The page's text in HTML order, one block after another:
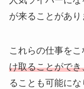
が来ることがあり
これらの仕事をこ
け取ることがで
ることも可能にな